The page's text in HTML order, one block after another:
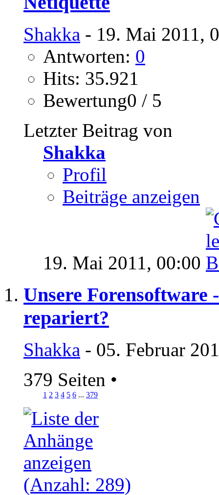
Shakka - 19. Mai 2011,
Antworten: 0
Hits: 35.921
Bewertung0 / 5
Letzter Beitrag von
Shakka
Profil
Beiträge anzeigen
19. Mai 2011, 00:00
Unsere Forensoftware
repariert?
Shakka - 05. Februar
379 Seiten •
1 2 3 4 5 6 ... 379